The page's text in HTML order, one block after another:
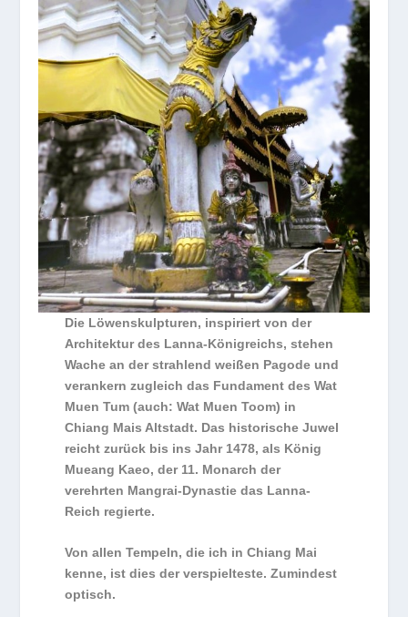
Die Löwenskulpturen, inspiriert von der
Architektur des Lanna-Königreichs, stehen
Wache an der strahlend weißen Pagode und
verankern zugleich das Fundament des Wat
Muen Tum (auch: Wat Muen Toom) in
Chiang Mais Altstadt. Das historische Juwel
reicht zurück bis ins Jahr 1478, als König
Mueang Kaeo, der 11. Monarch der
verehrten Mangrai-Dynastie das Lanna-
Reich regierte.
Von allen Tempeln, die ich in Chiang Mai
kenne, ist dies der verspielteste. Zumindest
optisch.